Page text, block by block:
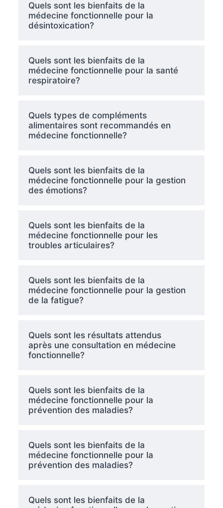
Quels sont les bienfaits de la
médecine fonctionnelle pour la
désintoxication?
Quels sont les bienfaits de la
médecine fonctionnelle pour la santé
respiratoire?
Quels types de compléments
alimentaires sont recommandés en
médecine fonctionnelle?
Quels sont les bienfaits de la
médecine fonctionnelle pour la gestion
des émotions?
Quels sont les bienfaits de la
médecine fonctionnelle pour les
troubles articulaires?
Quels sont les bienfaits de la
médecine fonctionnelle pour la gestion
de la fatigue?
Quels sont les résultats attendus
après une consultation en médecine
fonctionnelle?
Quels sont les bienfaits de la
médecine fonctionnelle pour la
prévention des maladies?
Quels sont les bienfaits de la
médecine fonctionnelle pour la
prévention des maladies?
Quels sont les bienfaits de la